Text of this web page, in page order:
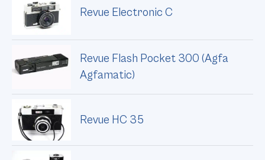
Revue Electronic C
Revue Flash Pocket 300 (Agfa
Agfamatic)
Revue HC 35